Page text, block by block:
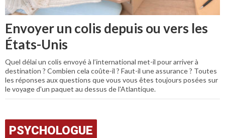
Envoyer un colis depuis ou vers les
États-Unis
Quel délai un colis envoyé à l’international met-il pour arriver à
destination ? Combien cela coûte-il ? Faut-il une assurance ? Toutes
les réponses aux questions que vous vous êtes toujours posées sur
le voyage d'un paquet au dessus de l'Atlantique.
PSYCHOLOGUE